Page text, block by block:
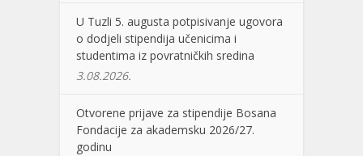
U Tuzli 5. augusta potpisivanje ugovora
o dodjeli stipendija učenicima i
studentima iz povratničkih sredina
3.08.2026.
Otvorene prijave za stipendije Bosana
Fondacije za akademsku 2026/27.
godinu